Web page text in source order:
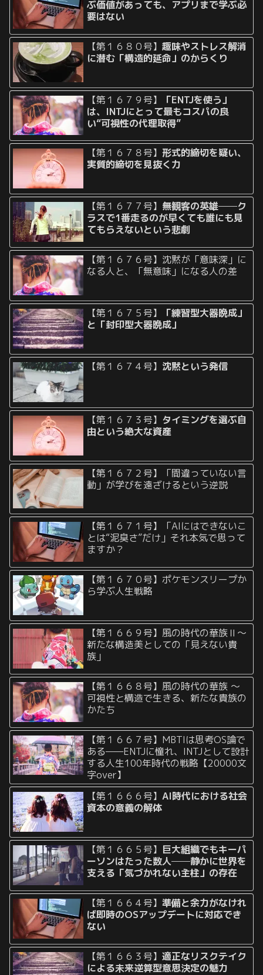
ぶ価値があっても、アプリまで学ぶ必
要はない
【第１６８０号】趣味やストレス解消
に潜む「構造的延命」のからくり
【第１６７９号】
「ENTJを使う」
は、INTJにとって最もコスパの良
い“可視性の代理取得”
【第１６７８号】形式的締切を疑い、
実質的締切を見抜く力
【第１６７７号】 無観客の英雄──ク
ラスで1番走るのが早くても誰にも見
てもらえないという悲劇
【第１６７６号】沈黙が「意味深」に
なる人と、「無意味」になる人の差
【第１６７５号】
「練習型大器晩成」
と「封印型大器晩成」
【第１６７４号】 沈黙という発信
【第１６７３号】 タイミングを選ぶ自
由という絶大な資産
【第１６７２号】「間違っていない言
動」が学びを遠ざけるという逆説
【第１６７１号】「AIにはできないこ
とは“泥臭さ”だけ」それ本気で思って
ますか？
【第１６７０号】ポケモンスリープか
ら学ぶ人生戦略
【第１６６９号】風の時代の華族Ⅱ〜
新たな構造美としての「見えない貴
族」
【第１６６８号】風の時代の華族 〜
可視性と構造で生きる、新たな貴族の
かたち
【第１６６７号】MBTIは思考OS論で
ある——ENTJに憧れ、INTJとして設計
する人生100年時代の戦略【20000文
字over】
【第１６６６号】AI時代における社会
資本の意義の解体
【第１６６５号】 巨大組織でもキーパ
ーソンはたった数人──静かに世界を
支える「気づかれない主柱」の存在
【第１６６４号】準備と余力がなけれ
ば即時のOSアップデートに対応でき
ない
【第１６６３号】適正なリスクテイク
による未来逆算型意思決定の魅力